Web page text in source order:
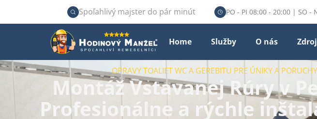
Spoľahlivý majster do pár minút PO - PI 08:00 - 20:00 | SO -
Home Služby O nás
OPRAVY TOALIET WC A GEREBITU PRE ÚNIKY A PORUCHY
Montáž Vstavanej Rúry v
Profesionálne a rýchle